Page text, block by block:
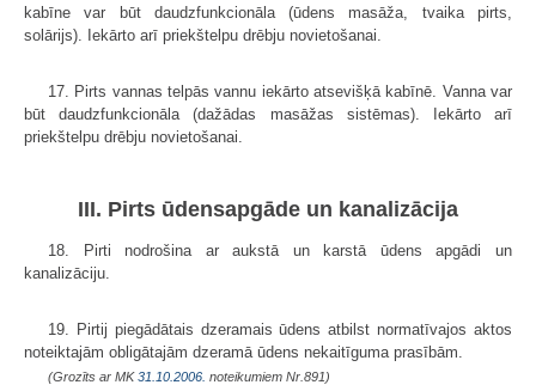
kabīne var būt daudzfunkcionāla (ūdens masāža, tvaika pirts,
solārijs). Iekārto arī priekštelpu drēbju novietošanai.
17. Pirts vannas telpās vannu iekārto atsevišķā kabīnē. Vanna var
būt daudzfunkcionāla (dažādas masāžas sistēmas). Iekārto arī
priekštelpu drēbju novietošanai.
III. Pirts ūdensapgāde un kanalizācija
18. Pirti nodrošina ar aukstā un karstā ūdens apgādi un
kanalizāciju.
19. Pirtij piegādātais dzeramais ūdens atbilst normatīvajos aktos
noteiktajām obligātajām dzeramā ūdens nekaitīguma prasībām.
(Grozīts ar MK31.10.2006. noteikumiem Nr.891)